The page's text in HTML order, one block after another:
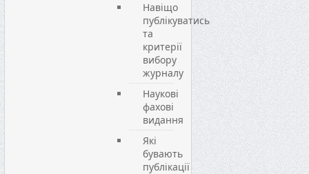
Навіщо
публікуватись
та
критерії
вибору
журналу
Наукові
фахові
видання
Які
бувають
публікації